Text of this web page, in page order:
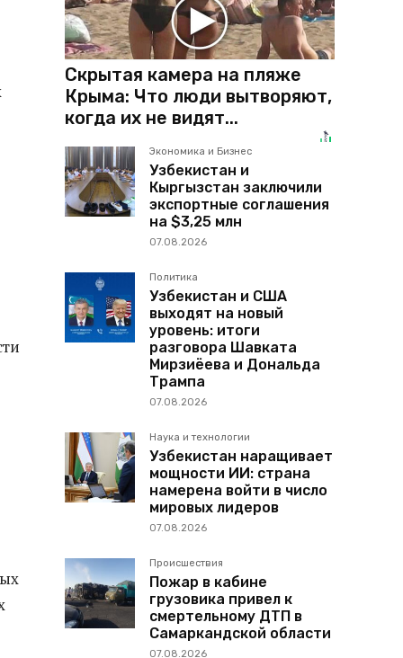
Скрытая камера на пляже
Крыма: Что люди вытворяют,
когда их не видят...
Экономика и Бизнес
Узбекистан и
Кыргызстан заключили
экспортные соглашения
на $3,25 млн
07.08.2026
Политика
Узбекистан и США
выходят на новый
уровень: итоги
разговора Шавката
Мирзиёева и Дональда
Трампа
07.08.2026
Наука и технологии
Узбекистан наращивает
мощности ИИ: страна
намерена войти в число
мировых лидеров
07.08.2026
Происшествия
Пожар в кабине
грузовика привел к
смертельному ДТП в
Самаркандской области
07.08.2026